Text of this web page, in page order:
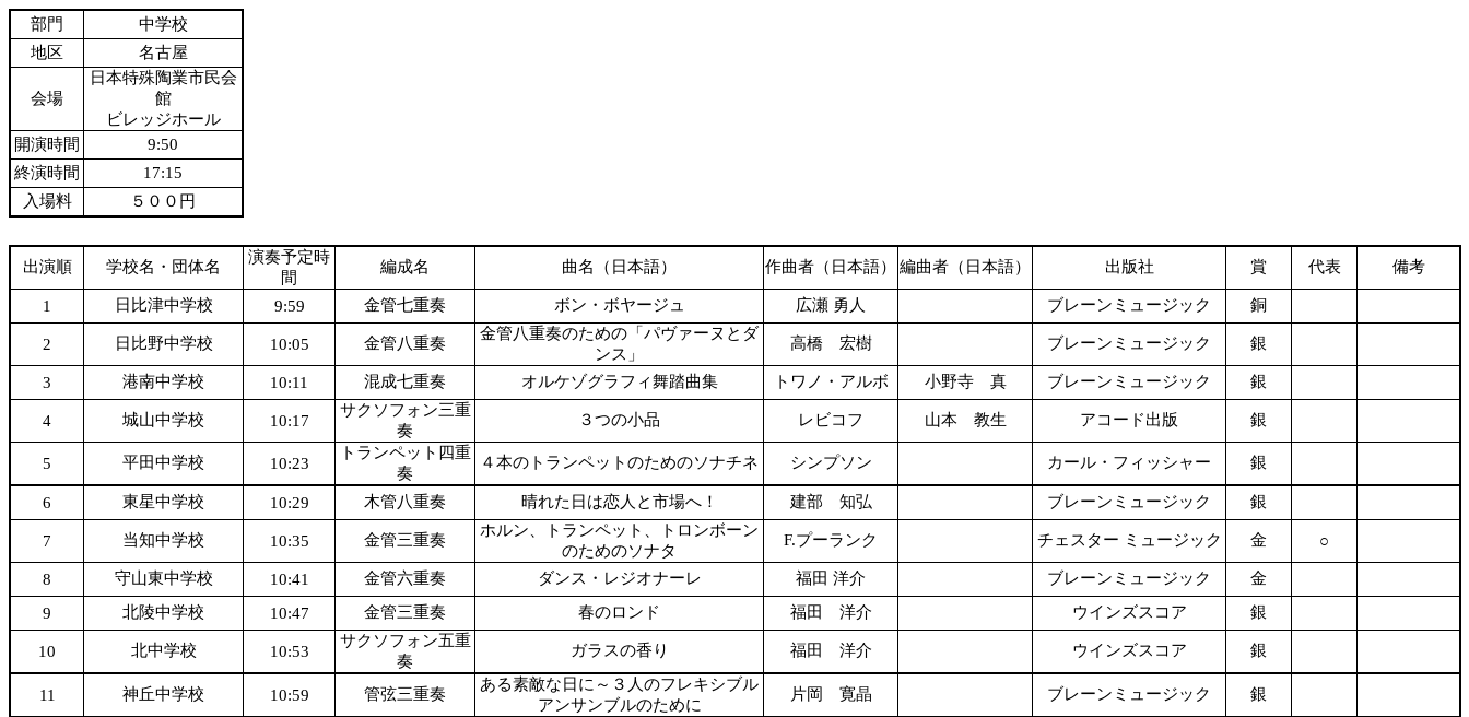
部門
中学校
地区
名古屋
会場
日本特殊陶業市民会
館
ビレッジホール
開演時間
9:50
終演時間
17:15
入場料
５００円
出演順 学校名・団体名
演奏予定時
間
編成名 曲名（日本語） 作曲者（日本語） 編曲者（日本語） 出版社 賞 代表 備考
1 日比津中学校 9:59 金管七重奏 ボン・ボヤージュ 広瀬 勇人 ブレーンミュージック 銅
2 日比野中学校 10:05 金管八重奏
金管八重奏のための「パヴァーヌとダ
ンス」
高橋 宏樹 ブレーンミュージック 銀
3 港南中学校 10:11 混成七重奏 オルケゾグラフィ舞踏曲集 トワノ・アルボ 小野寺 真 ブレーンミュージック 銀
4 城山中学校 10:17
サクソフォン三重
奏
３つの小品 レビコフ 山本 教生 アコード出版 銀
5 平田中学校 10:23
トランペット四重
奏
４本のトランペットのためのソナチネ シンプソン カール・フィッシャー 銀
6 東星中学校 10:29 木管八重奏 晴れた日は恋人と市場へ！ 建部 知弘 ブレーンミュージック 銀
7 当知中学校 10:35 金管三重奏
ホルン、トランペット、トロンボーン
のためのソナタ
F.プーランク チェスター ミュージック 金 ○
8 守山東中学校 10:41 金管六重奏 ダンス・レジオナーレ 福田 洋介 ブレーンミュージック
金
9
北陵中学校 10:47 金管三重奏 春のロンド 福田 洋介 ウインズスコア 銀
10 北中学校 10:53
サクソフォン五重
奏
ガラスの香り 福田 洋介 ウインズスコア 銀
11 神丘中学校 10:59 管弦三重奏
ある素敵な日に～３人のフレキシブル
アンサンブルのために
片岡 寛晶 ブレーンミュージック 銀